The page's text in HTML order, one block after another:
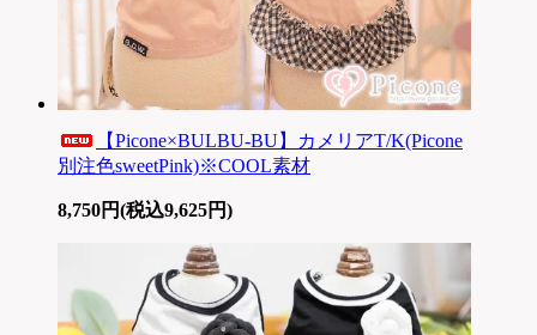
【Picone×BULBU-BU】カメリアT/K(Picone
別注色sweetPink)※COOL素材
8,750円(税込9,625円)